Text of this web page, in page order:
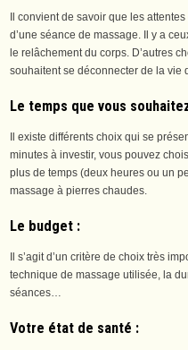
Il convient de savoir que les
d’une séance de massage. Il y a
le relâchement du corps. D’autres
souhaitent se déconnecter de la vie
Le temps que vous
Il existe différents choix qui se
minutes à investir, vous pouvez
plus de temps (deux heures ou un
massage à pierres chaudes.
Le budget :
Il s’agit d’un critère de choix très
technique de massage utilisée, la
séances…
Votre état de santé :